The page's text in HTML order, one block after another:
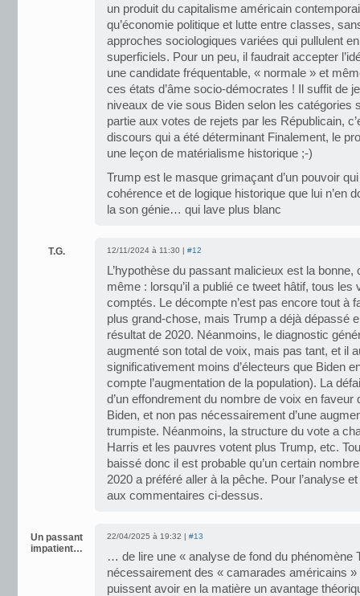
un produit du capitalisme américain
qu’économie politique et lutte entre classes,
approches sociologiques variées qui pullulent
superficiels. Pour un peu, il faudrait accepter
une candidate fréquentable, « normale » et
ces états d’âme socio-démocrates ! Il suffit de
niveaux de vie sous Biden selon les catégories
partie aux votes de rejets par les Républicain,
discours qui a été déterminant Finalement, le
une leçon de matérialisme historique ;-)
Trump est le masque grimaçant d’un pouvoir
cohérence et de logique historique que lui n’en
la son génie… qui lave plus blanc
T.G. 12/11/2024 à 11:30 | #12
L’hypothèse du passant malicieux est la
même : lorsqu’il a publié ce tweet hâtif, tous les
comptés. Le décompte n’est pas encore tout à
plus grand-chose, mais Trump a déjà dépassé
résultat de 2020. Néanmoins, le diagnostic
augmenté son total de voix, mais pas tant, et il
significativement moins d’électeurs que Biden
compte l’augmentation de la population). La
d’un effondrement du nombre de voix en faveur
Biden, et non pas nécessairement d’une
trumpiste. Néanmoins, la structure du vote a
Harris et les pauvres votent plus Trump, etc.
baissé donc il est probable qu’un certain
2020 a préféré aller à la pêche. Pour l’analyse
aux commentaires ci-dessus.
Un passant
impatient…
22/04/2025 à 19:32 | #13
… de lire une « analyse de fond du phénomène
nécessairement des « camarades américains »
puissent avoir en la matière un avantage